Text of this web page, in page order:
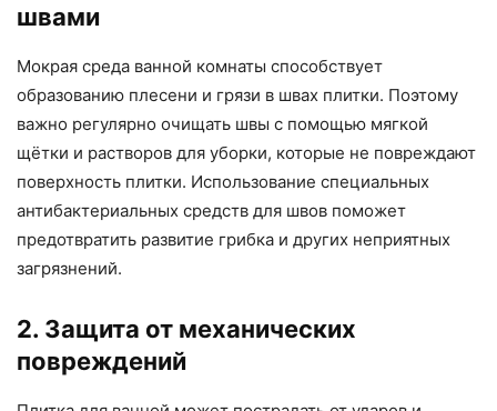
швами
Мокрая среда ванной комнаты способствует
образованию плесени и грязи в швах плитки. Поэтому
важно регулярно очищать швы с помощью мягкой
щётки и растворов для уборки, которые не повреждают
поверхность плитки. Использование специальных
антибактериальных средств для швов поможет
предотвратить развитие грибка и других неприятных
загрязнений.
2. Защита от механических
повреждений